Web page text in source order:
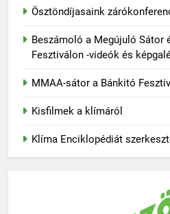
Ösztöndíjasaink
Beszámoló a Megújuló Sátor
Fesztiválon -videók és
MMAA-sátor a Bánkitó
Kisfilmek a klímáról
Klíma Enciklopédiát